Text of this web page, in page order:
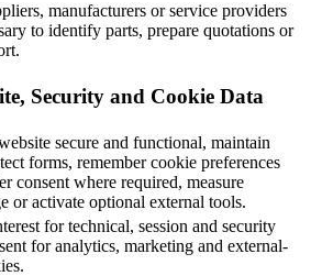
manufacturers or service providers
to identify parts, prepare quotations or
Security and Cookie Data
secure and functional, maintain
forms, remember cookie preferences
consent where required, measure
or activate optional external tools.
for technical, session and security
for analytics, marketing and external-